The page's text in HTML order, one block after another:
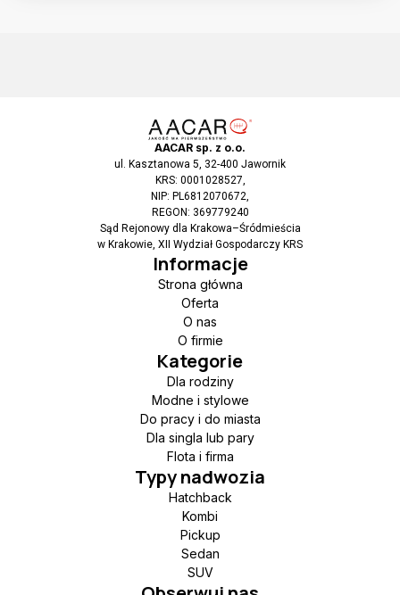
AACAR sp. z o.o.
ul. Kasztanowa 5, 32-400 Jawornik
KRS: 0001028527,
NIP: PL6812070672,
REGON: 369779240
Sąd Rejonowy dla Krakowa–Śródmieścia
w Krakowie, XII Wydział Gospodarczy KRS
Informacje
Strona główna
Oferta
O nas
O firmie
Kategorie
Dla rodziny
Modne i stylowe
Do pracy i do miasta
Dla singla lub pary
Flota i firma
Typy nadwozia
Hatchback
Kombi
Pickup
Sedan
SUV